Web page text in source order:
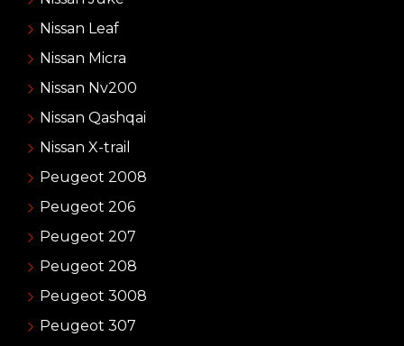
Nissan Leaf
Nissan Micra
Nissan Nv200
Nissan Qashqai
Nissan X-trail
Peugeot 2008
Peugeot 206
Peugeot 207
Peugeot 208
Peugeot 3008
Peugeot 307